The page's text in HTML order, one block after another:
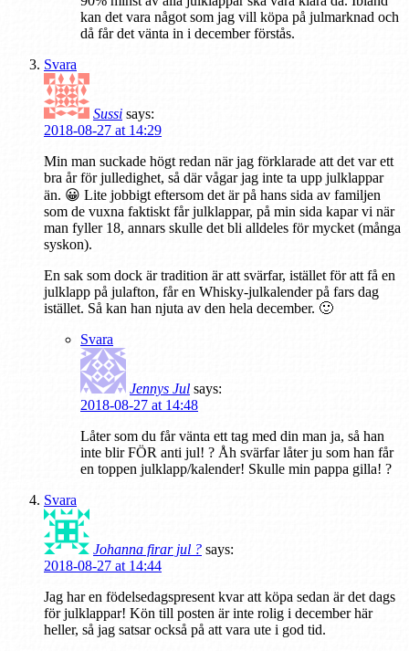
kan det vara något som jag vill köpa på julmarknad och
då får det vänta in i december förstås.
Svara
Sussi says:
2018-08-27 at 14:29
Min man suckade högt redan när jag förklarade att det var ett
bra år för julledighet, så där vågar jag inte ta upp julklappar
än. 😀 Lite jobbigt eftersom det är på hans sida av familjen
som de vuxna faktiskt får julklappar, på min sida kapar vi när
man fyller 18, annars skulle det bli alldeles för mycket (många
syskon).
En sak som dock är tradition är att svärfar, istället för att få en
julklapp på julafton, får en Whisky-julkalender på fars dag
istället. Så kan han njuta av den hela december. 🙂
Svara
Jennys Jul says:
2018-08-27 at 14:48
Låter som du får vänta ett tag med din man ja, så han
inte blir FÖR anti jul! ? Åh svärfar låter ju som han får
en toppen julklapp/kalender! Skulle min pappa gilla! ?
Svara
Johanna firar jul ? says:
2018-08-27 at 14:44
Jag har en födelsedagspresent kvar att köpa sedan är det dags
för julklappar! Kön till posten är inte rolig i december här
heller, så jag satsar också på att vara ute i god tid.